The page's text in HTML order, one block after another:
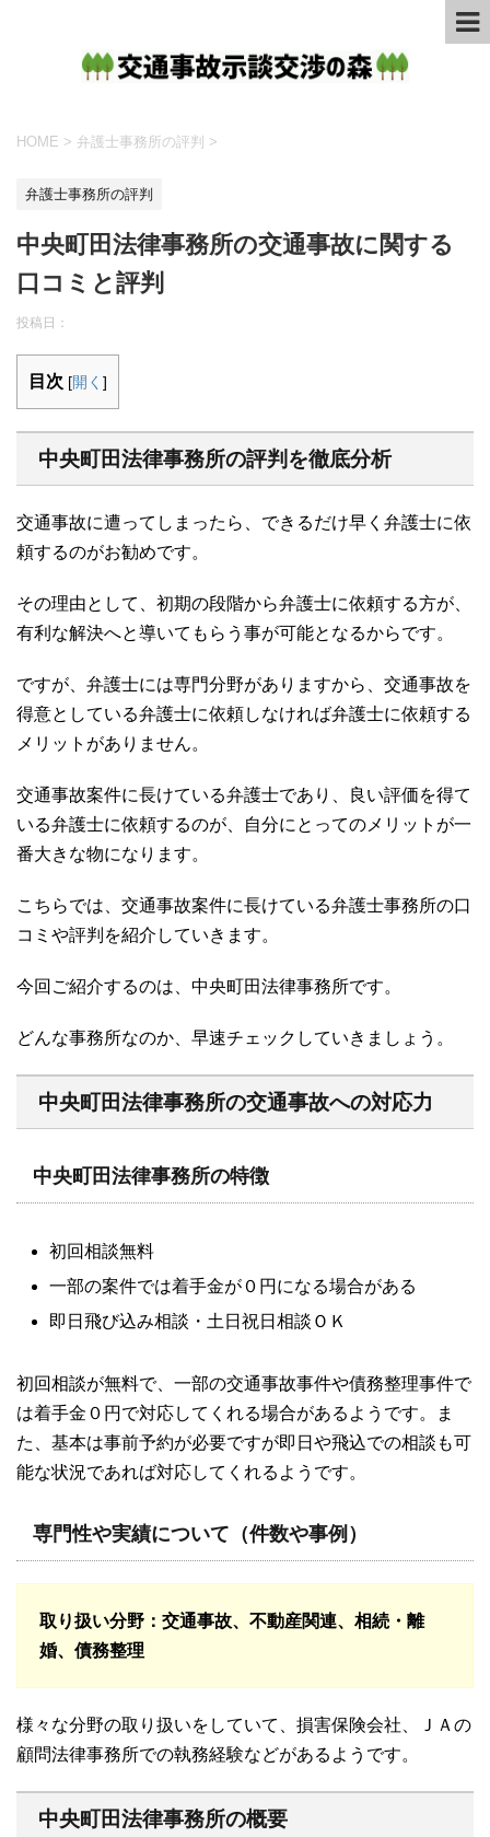
HOME > 弁護士事務所の評判 >
弁護士事務所の評判
中央町田法律事務所の交通事故に関する
口コミと評判
投稿日：
目次 [開く ]
中央町田法律事務所の評判を徹底分析
交通事故に遭ってしまったら、できるだけ早く弁護士に依
頼するのがお勧めです。
その理由として、初期の段階から弁護士に依頼する方が、
有利な解決へと導いてもらう事が可能となるからです。
ですが、弁護士には専門分野がありますから、交通事故を
得意としている弁護士に依頼しなければ弁護士に依頼する
メリットがありません。
交通事故案件に長けている弁護士であり、良い評価を得て
いる弁護士に依頼するのが、自分にとってのメリットが一
番大きな物になります。
こちらでは、交通事故案件に長けている弁護士事務所の口
コミや評判を紹介していきます。
今回ご紹介するのは、中央町田法律事務所です。
どんな事務所なのか、早速チェックしていきましょう。
中央町田法律事務所の交通事故への対応力
中央町田法律事務所の特徴
初回相談無料
一部の案件では着手金が０円になる場合がある
即日飛び込み相談・土日祝日相談ＯＫ
初回相談が無料で、一部の交通事故事件や債務整理事件で
は着手金０円で対応してくれる場合があるようです。ま
た、基本は事前予約が必要ですが即日や飛込での相談も可
能な状況であれば対応してくれるようです。
専門性や実績について（件数や事例）
取り扱い分野 ：交通事故、不動産関連、相続・離
婚、債務整理
様々な分野の取り扱いをしていて、損害保険会社、ＪＡの
顧問法律事務所での執務経験などがあるようです。
中央町田法律事務所の概要